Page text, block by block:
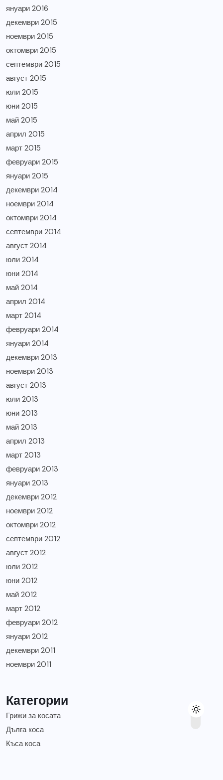
януари 2016
декември 2015
ноември 2015
октомври 2015
септември 2015
август 2015
юли 2015
юни 2015
май 2015
април 2015
март 2015
февруари 2015
януари 2015
декември 2014
ноември 2014
октомври 2014
септември 2014
август 2014
юли 2014
юни 2014
май 2014
април 2014
март 2014
февруари 2014
януари 2014
декември 2013
ноември 2013
август 2013
юли 2013
юни 2013
май 2013
април 2013
март 2013
февруари 2013
януари 2013
декември 2012
ноември 2012
октомври 2012
септември 2012
август 2012
юли 2012
юни 2012
май 2012
март 2012
февруари 2012
януари 2012
декември 2011
ноември 2011
Категории
Грижи за косата
Дълга коса
Къса коса